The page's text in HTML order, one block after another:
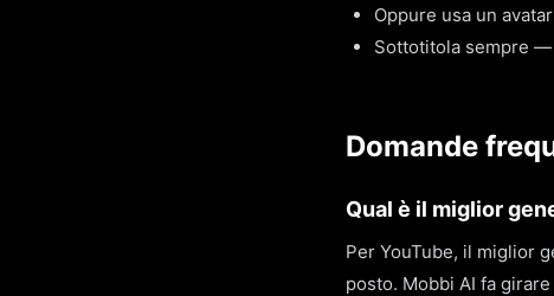
Oppure usa un
Sottotitola sempre —
Domande
Qual è il miglior
Per YouTube, il miglior
posto. Mobbi AI fa